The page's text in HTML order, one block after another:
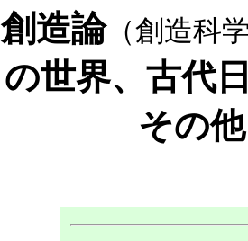
創造論（創造科
の世界、古代
その